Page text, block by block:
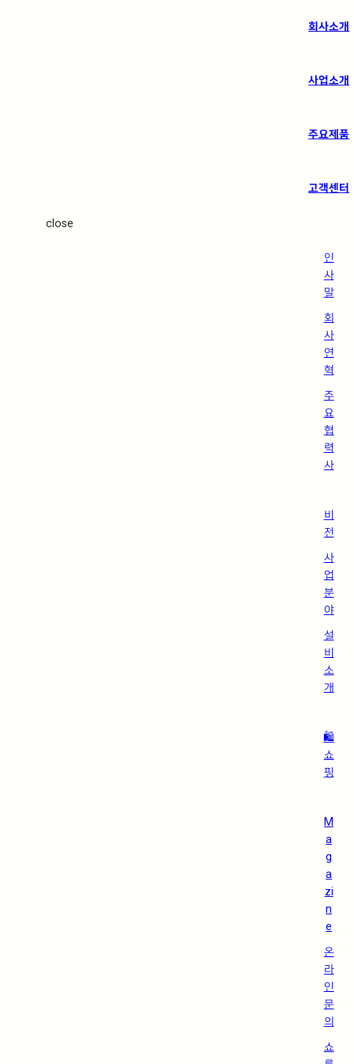
회사소개
사업소개
주요제품
고객센터
close
인
사
말
회
사
연
혁
주
요
협
력
사
비
전
사
업
분
야
설
비
소
개
🛍️
쇼
핑
M
a
g
a
zi
n
e
온
라
인
문
의
쇼